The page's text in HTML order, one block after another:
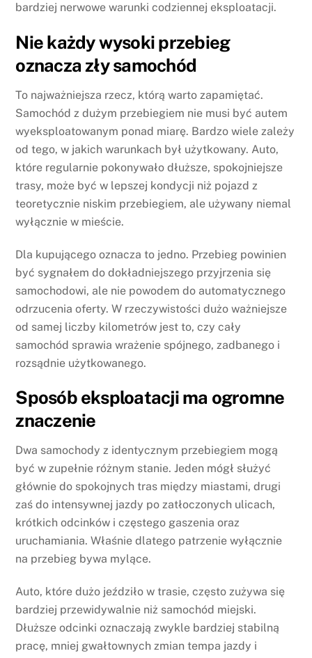
bardziej nerwowe warunki codziennej eksploatacji.
Nie każdy wysoki przebieg
oznacza zły samochód
To najważniejsza rzecz, którą warto zapamiętać.
Samochód z dużym przebiegiem nie musi być autem
wyeksploatowanym ponad miarę. Bardzo wiele zależy
od tego, w jakich warunkach był użytkowany. Auto,
które regularnie pokonywało dłuższe, spokojniejsze
trasy, może być w lepszej kondycji niż pojazd z
teoretycznie niskim przebiegiem, ale używany niemal
wyłącznie w mieście.
Dla kupującego oznacza to jedno. Przebieg powinien
być sygnałem do dokładniejszego przyjrzenia się
samochodowi, ale nie powodem do automatycznego
odrzucenia oferty. W rzeczywistości dużo ważniejsze
od samej liczby kilometrów jest to, czy cały
samochód sprawia wrażenie spójnego, zadbanego i
rozsądnie użytkowanego.
Sposób eksploatacji ma ogromne
znaczenie
Dwa samochody z identycznym przebiegiem mogą
być w zupełnie różnym stanie. Jeden mógł służyć
głównie do spokojnych tras między miastami, drugi
zaś do intensywnej jazdy po zatłoczonych ulicach,
krótkich odcinków i częstego gaszenia oraz
uruchamiania. Właśnie dlatego patrzenie wyłącznie
na przebieg bywa mylące.
Auto, które dużo jeździło w trasie, często zużywa się
bardziej przewidywalnie niż samochód miejski.
Dłuższe odcinki oznaczają zwykle bardziej stabilną
pracę, mniej gwałtownych zmian tempa jazdy i